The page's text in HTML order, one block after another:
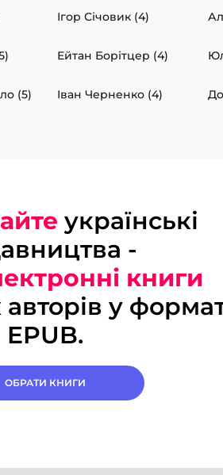
Ігор Січовик (4)
Ейтан Борітцер (4)
(5) Іван Черненко (4)
українські
-
книги
у
EPUB.
ОБРАТИ КНИГИ